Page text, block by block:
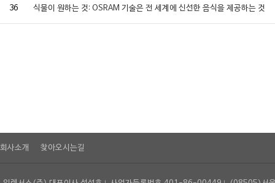
36 식물이 원하는 것: OSRAM 기술은 전 세계에 신선한 음식을 제공하는 것
회사소개 찾아오시는길